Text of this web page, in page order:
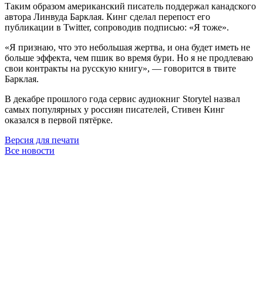
Таким образом американский писатель поддержал канадского
автора Линвуда Барклая. Кинг сделал перепост его
публикации в Twitter, сопроводив подписью: «Я тоже».
«Я признаю, что это небольшая жертва, и она будет иметь не
больше эффекта, чем пшик во время бури. Но я не продлеваю
свои контракты на русскую книгу», — говорится в твите
Барклая.
В декабре прошлого года сервис аудиокниг Storytel назвал
самых популярных у россиян писателей, Стивен Кинг
оказался в первой пятёрке.
Версия для печати
Все новости